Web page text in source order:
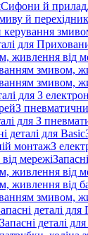
Сифони й
й
для
живлення від
змивом,
змивом,
для З
З
для З
деталі для Basic
монтажЗ
мережі
живлення від
живлення від
змивом,
деталі
Запасні деталі